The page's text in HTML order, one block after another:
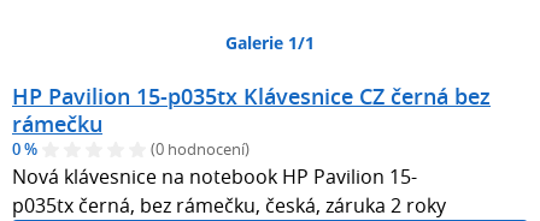
Galerie 1/1
HP Pavilion 15-p035tx Klávesnice CZ černá bez
rámečku
0 % (0 hodnocení)
Nová klávesnice na notebook HP Pavilion 15-
p035tx černá, bez rámečku, česká, záruka 2 roky